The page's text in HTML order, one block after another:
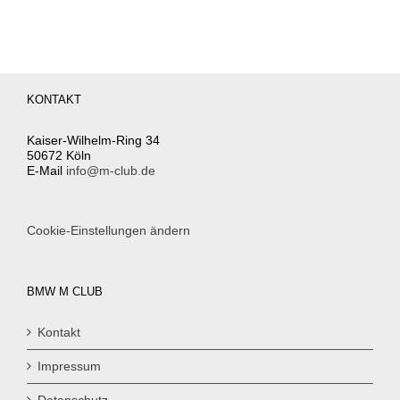
KONTAKT
Kaiser-Wilhelm-Ring 34
50672 Köln
E-Mail info@m-club.de
Cookie-Einstellungen ändern
BMW M CLUB
Kontakt
Impressum